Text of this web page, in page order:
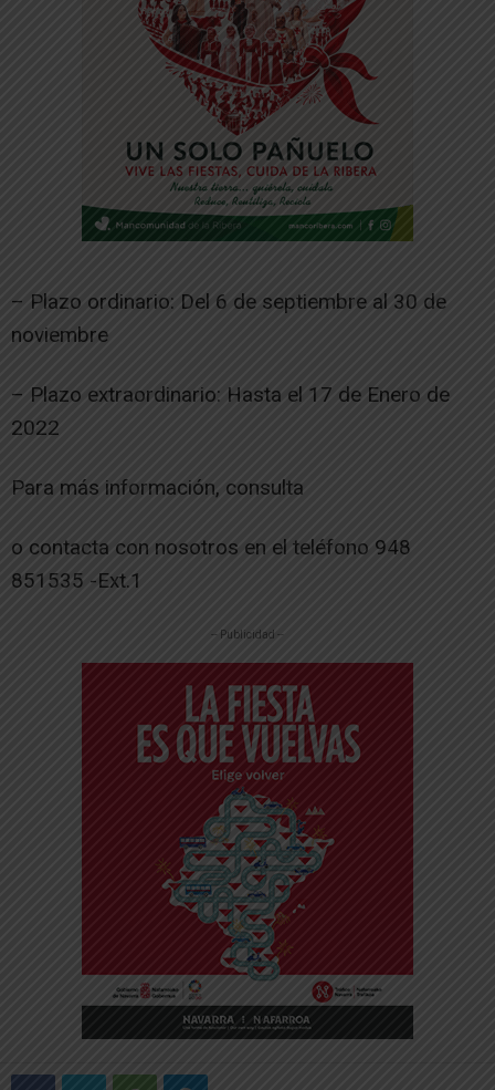
– Plazo ordinario: Del 6 de septiembre al 30 de
noviembre
– Plazo extraordinario: Hasta el 17 de Enero de
2022
Para más información, consulta
o contacta con nosotros en el teléfono 948
851535 -Ext.1
-- Publicidad --